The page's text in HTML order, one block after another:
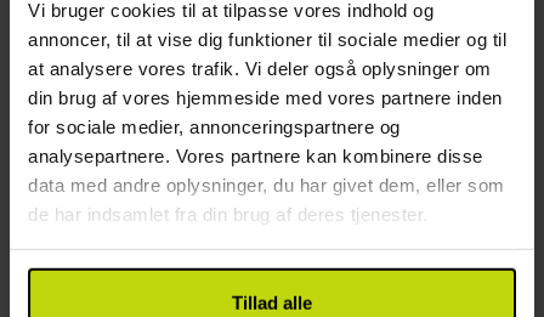
Vi bruger cookies til at tilpasse vores indhold og
annoncer, til at vise dig funktioner til sociale medier og til
at analysere vores trafik. Vi deler også oplysninger om
din brug af vores hjemmeside med vores partnere inden
for sociale medier, annonceringspartnere og
analysepartnere. Vores partnere kan kombinere disse
data med andre oplysninger, du har givet dem, eller som
de har indsamlet fra din brug af deres tjenester.
Tillad alle
til den tyske grænse giver også en bekvem indgang
til Flensborg, perfekt til dagsture for at shoppe og
gå på opdagelse.
Værelserne
Kroen tilbyder en række forskellige værelsestyper,
som alle er designet til at give komfort og stil.
Gæsterne kan vælge mellem hyggelige hotelhytter,
komfortværelser og mere rummelige muligheder
som komfortplus- og terrasseværelser, som har
private udendørsarealer. For et mere luksuriøst
Bar
Mulighed for laktosefri mad
Mulighed for glutenfri mad
Mulighed for vegetar mad
Åbningstider i baren: 12:00-24:00
Værelse
TV på værelset